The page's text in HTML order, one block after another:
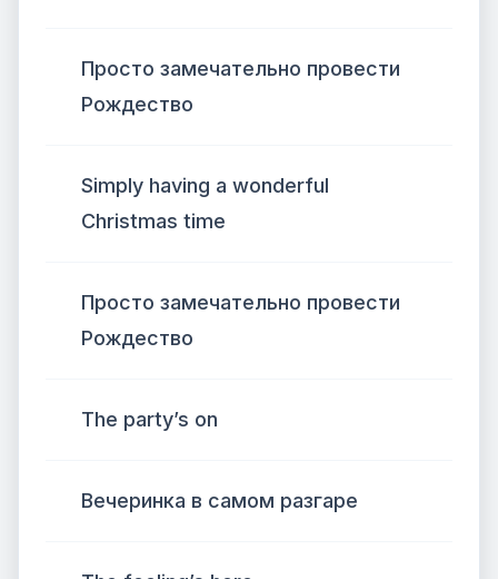
Просто замечательно провести
Рождество
Simply having a wonderful
Christmas time
Просто замечательно провести
Рождество
The party’s on
Вечеринка в самом разгаре